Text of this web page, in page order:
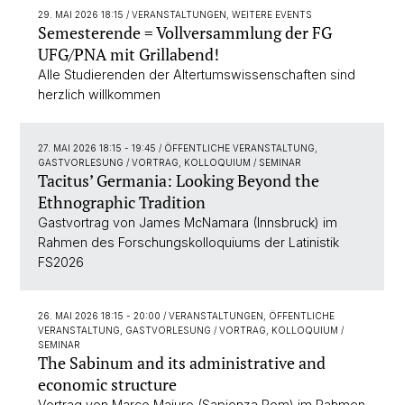
29. MAI 2026 18:15 / VERANSTALTUNGEN, WEITERE EVENTS
Semesterende = Vollversammlung der FG
UFG/PNA mit Grillabend!
Alle Studierenden der Altertumswissenschaften sind
herzlich willkommen
27. MAI 2026 18:15 - 19:45 / ÖFFENTLICHE VERANSTALTUNG,
GASTVORLESUNG / VORTRAG, KOLLOQUIUM / SEMINAR
Tacitus’ Germania: Looking Beyond the
Ethnographic Tradition
Gastvortrag von James McNamara (Innsbruck) im
Rahmen des Forschungskolloquiums der Latinistik
FS2026
26. MAI 2026 18:15 - 20:00 / VERANSTALTUNGEN, ÖFFENTLICHE
VERANSTALTUNG, GASTVORLESUNG / VORTRAG, KOLLOQUIUM /
SEMINAR
The Sabinum and its administrative and
economic structure